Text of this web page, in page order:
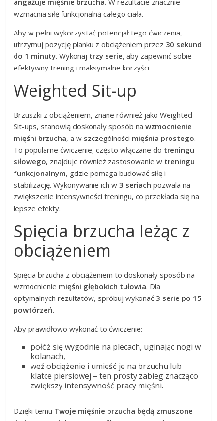
wzmacnia siłę funkcjonalną całego ciała.
Aby w pełni wykorzystać potencjał tego ćwiczenia,
utrzymuj pozycję planku z obciążeniem przez30 sekund
do 1 minuty. Wykonaj trzy serie, aby zapewnić sobie
efektywny trening i maksymalne korzyści.
Weighted Sit-up
Brzuszki z obciążeniem, znane również jako Weighted
Sit-ups, stanowią doskonały sposób nawzmocnienie
mięśni brzucha, a w szczególności mięśnia prostego.
To popularne ćwiczenie, często włączane do treningu
siłowego, znajduje również zastosowanie w treningu
funkcjonalnym, gdzie pomaga budować siłę i
stabilizację. Wykonywanie ich w3 seriach pozwala na
zwiększenie intensywności treningu, co przekłada się na
lepsze efekty.
Spięcia brzucha leżąc z
obciążeniem
Spięcia brzucha z obciążeniem to doskonały sposób na
wzmocnienie mięśni głębokich tułowia. Dla
optymalnych rezultatów, spróbuj wykonać3 serie po 15
powtórzeń.
Aby prawidłowo wykonać to ćwiczenie:
połóż się wygodnie na plecach, uginając nogi w
kolanach,
weź obciążenie i umieść je na brzuchu lub
klatce piersiowej – ten prosty zabieg znacząco
zwiększy intensywność pracy mięśni.
Dzięki temu Twoje mięśnie brzucha będą zmuszone